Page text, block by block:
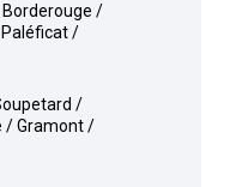
/
/ Gramont /